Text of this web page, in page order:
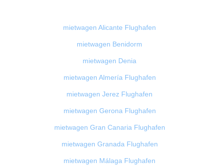
mietwagen Alicante Flughafen
mietwagen Benidorm
mietwagen Denia
mietwagen Almería Flughafen
mietwagen Jerez Flughafen
mietwagen Gerona Flughafen
mietwagen Gran Canaria Flughafen
mietwagen Granada Flughafen
mietwagen Málaga Flughafen